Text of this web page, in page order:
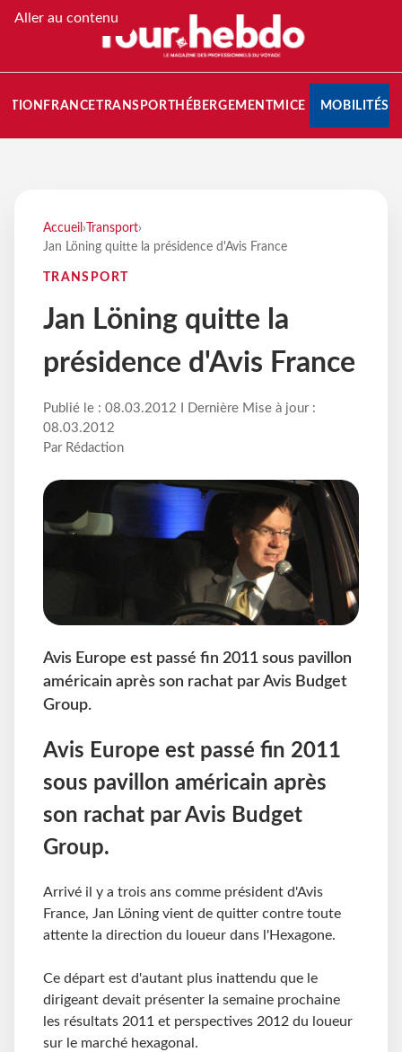
Aller au contenu
FRANCETRANSPORT HÉBERGEMENTMICE MOBILITÉS
Accueil › Transport›
Jan Löning quitte la présidence d'Avis France
TRANSPORT
Jan Löning quitte la
présidence d'Avis France
Publié le : 08.03.2012 I Dernière Mise à jour :
08.03.2012
Par Rédaction
Avis Europe est passé fin 2011 sous pavillon
américain après son rachat par Avis Budget
Group.
Avis Europe est passé fin 2011
sous pavillon américain après
son rachat par Avis Budget
Group.
Arrivé il y a trois ans comme président d'Avis
France, Jan Löning vient de quitter contre toute
attente la direction du loueur dans l'Hexagone.
Ce départ est d'autant plus inattendu que le
dirigeant devait présenter la semaine prochaine
les résultats 2011 et perspectives 2012 du loueur
sur le marché hexagonal.